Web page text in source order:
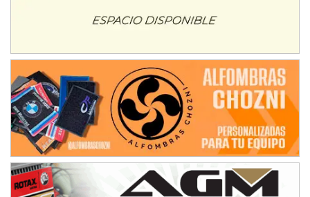
NORESTE SANTAFESINO - F6
SUR SANTAFESINO - F4
José Samuel Sánchez (Tierra)
Rufino (Santa Fe)
TUCUMANO - F5
Juan Navarro (Asfalto)
El Timbó (Tucumán)